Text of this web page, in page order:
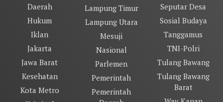
Daerah
Hukum
Iklan
Jakarta
Jawa Barat
Kesehatan
Kota Metro
Lampung Timur
Lampung Utara
Mesuji
Nasional
Parlemen
Pemerintah
Pemerintah
Seputar Desa
Sosial Budaya
Tanggamus
TNI-Polri
Tulang Bawang
Tulang Bawang
Barat